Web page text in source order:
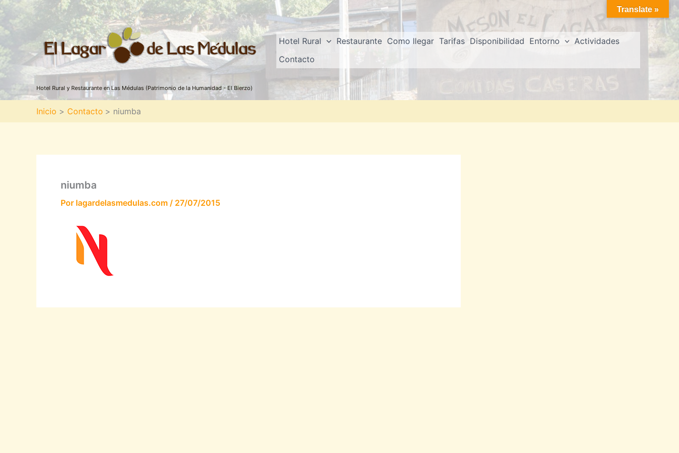
Ir
contenido
Hotel Rural y Restaurante en Las Médulas (Patrimonio de la Humanidad - El Bierzo)
Hotel Rural Restaurante Como llegar Tarifas Disponibilidad Entorno
Actividades
Contacto
Inicio Contacto niumba
niumba
Por lagardelasmedulas.com / 27/07/2015
Translate »